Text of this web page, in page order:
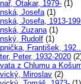
Otakar, 1979- (1)
Josefa(1)
Josefa, 1913-
Zuzana(1)
Rudolf (1)
František, 192..
Peter, 1932-2020
z Chlumu a
Miroslav (2)